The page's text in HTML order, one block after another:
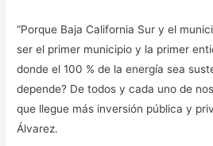
“Porque Baja California Sur y el
ser el primer municipio y la primer
donde el 100 % de la energía sea
depende? De todos y cada uno de
que llegue más inversión pública y
Álvarez.